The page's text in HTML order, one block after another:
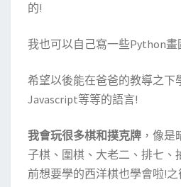
的!
我也可以自己寫一些Python畫
希望以後能在爸爸的教導之下
Javascript等等的語言!
我會玩很多棋和撲克牌 ，像
子棋、圍棋、大老二、排七、
前想要學的西洋棋也學會啦!